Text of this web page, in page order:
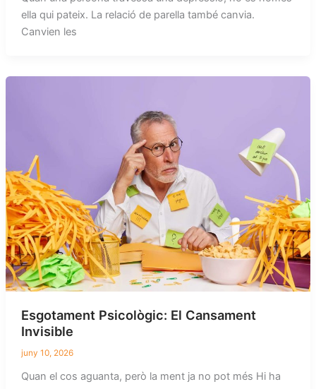
ella qui pateix. La relació de parella també canvia.
Canvien les
Esgotament Psicològic: El Cansament
Invisible
juny 10, 2026
Quan el cos aguanta, però la ment ja no pot més Hi ha